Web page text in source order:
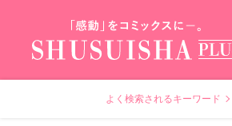
よく検索されるキーワード